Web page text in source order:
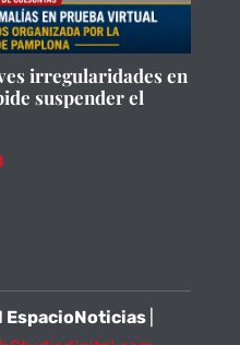
irregularidades en
suspender el
EspacioNoticias